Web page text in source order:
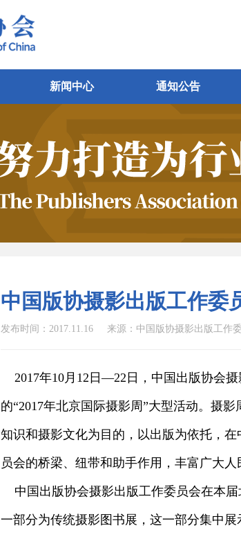
新闻中心 通知公告
中国版协摄影出版工作委
发布时间：2017.11.16 来源：中国版协摄影出版工作
2017年10月12日—22日，中国出版协会摄
的“2017年北京国际摄影周”大型活动。摄
知识和摄影文化为目的，以出版为依托，
员会的桥梁、纽带和助手作用，丰富广大人
中国出版协会摄影出版工作委员会在本届
一部分为传统摄影图书展，这一部分集中